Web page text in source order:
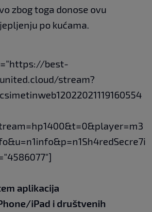
zbog toga donose ovu
po kućama.
best-
stream?
aplikacija
iPad i društvenih